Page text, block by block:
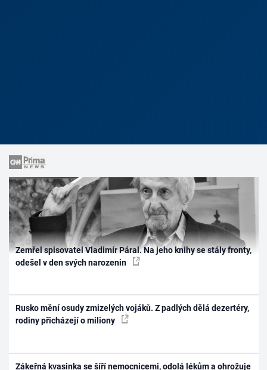
Zemřel spisovatel Vladimír Páral. Na jeho knihy se stály fronty,
odešel v den svých narozenin
Rusko mění osudy zmizelých vojáků. Z padlých dělá dezertéry,
rodiny přicházejí o miliony
Zákeřná kvasinka se šíří nemocnicemi, odolá lékům a ohrožuje